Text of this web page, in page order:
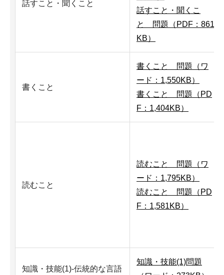
話すこと・聞くこと
話すこと・聞くこ
と 問題（PDF：861
KB）
書くこと
書くこと 問題（ワ
ード：1,550KB）
書くこと 問題（PD
F：1,404KB）
読むこと
読むこと 問題（ワ
ード：1,795KB）
読むこと 問題（PD
F：1,581KB）
知識・技能(1)-伝統的な言語
知識・技能(1)問題